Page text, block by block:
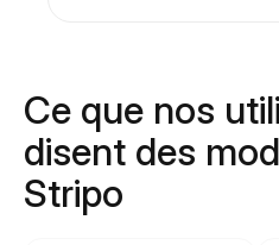
Ce que nos
disent des
Stripo